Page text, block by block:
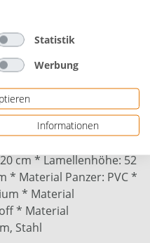
Neubau
erweiterbar
Alu-Endleiste
cm * Lamellenhöhe: 52
* Material Panzer: PVC *
* Material
* Material
Stahl
Statistik
Werbung
Informationen